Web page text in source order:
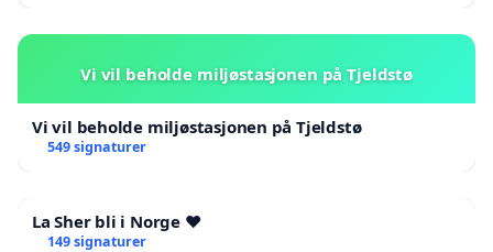
Vi vil beholde miljøstasjonen på Tjeldstø
Vi vil beholde miljøstasjonen på Tjeldstø
549 signaturer
La Sher bli i Norge ❤️
149 signaturer